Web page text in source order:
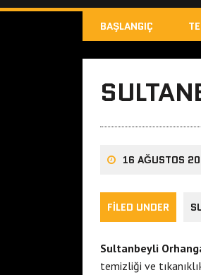
BAŞLANGIÇ
16 AĞUSTOS
FILED UNDER
Sultanbeyli
temizliği ve